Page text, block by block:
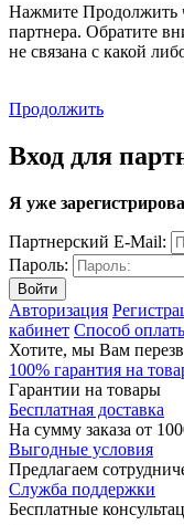
Нажмите Продолжить
партнера. Обратите
не связана с какой
Продолжить
Вход для
Я уже
Партнерский E-Mail:
Пароль:
Авторизация
кабинет Способ
Хотите, мы Вам
100% гарантия на
Гарантии на товары
Бесплатная доставка
На сумму заказа от
Выгодные условия
Предлагаем
Служба поддержки
Бесплатные